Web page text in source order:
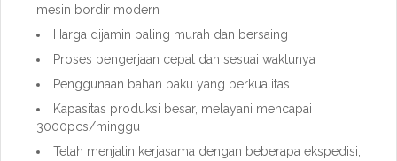
mesin bordir modern
Harga dijamin paling murah dan bersaing
Proses pengerjaan cepat dan sesuai waktunya
Penggunaan bahan baku yang berkualitas
Kapasitas produksi besar, melayani mencapai
3000pcs/minggu
Telah menjalin kerjasama dengan beberapa ekspedisi,